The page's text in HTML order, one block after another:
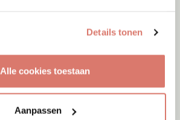
Details tonen
Alle cookies toestaan
Aanpassen